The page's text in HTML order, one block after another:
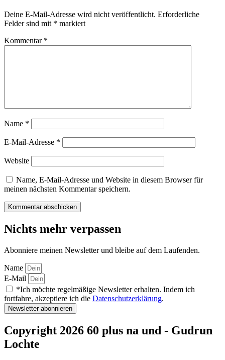
Deine E-Mail-Adresse wird nicht veröffentlicht. Erforderliche
Felder sind mit * markiert
Kommentar *
Name *
E-Mail-Adresse *
Website
Name, E-Mail-Adresse und Website in diesem Browser für
meinen nächsten Kommentar speichern.
Nichts mehr verpassen
Abonniere meinen Newsletter und bleibe auf dem Laufenden.
Name
E-Mail
*Ich möchte regelmäßige Newsletter erhalten. Indem ich
fortfahre, akzeptiere ich die Datenschutzerklärung.
Newsletter abonnieren
Copyright 2026 60 plus na und - Gudrun
Lochte